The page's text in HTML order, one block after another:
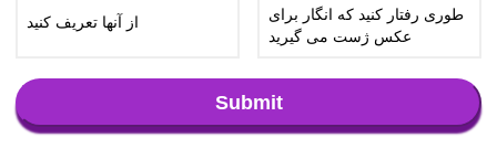
از آنها تعریف کنید
طوری رفتار کنید که انگار برای
عکس ژست می گیرید
Submit